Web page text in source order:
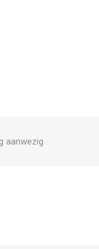
aanwezig